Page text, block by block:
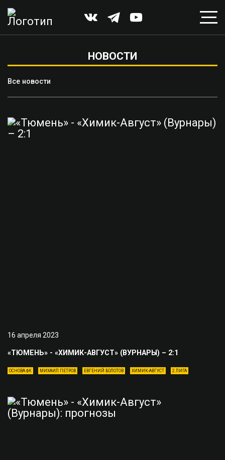
НОВОСТИ
Все новости
16 апреля 2023
«ТЮМЕНЬ» - «ХИМИК-АВГУСТ» (ВУРНАРЫ) – 2:1
ОСНОВА ФК МИХАИЛ ПЕТРОВ ЕВГЕНИЙ БОЛОТОВ ХИМИК-АВГУСТ 2 ЛИГА